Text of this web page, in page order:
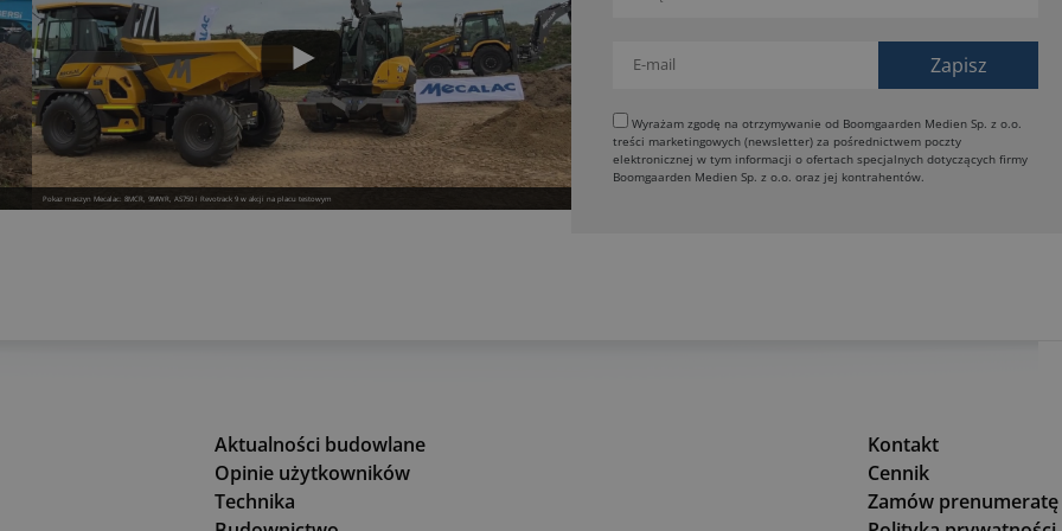
Pokaz maszyn Mecalac: 8MCR, 9MWR, AS750 i Revotrack 9 w akcji na placu testowym
Wyrażam zgodę na otrzymywanie od Boomgaarden Medien Sp. z o.o.
treści marketingowych (newsletter) za pośrednictwem poczty
elektronicznej w tym informacji o ofertach specjalnych dotyczących firmy
Boomgaarden Medien Sp. z o.o. oraz jej kontrahentów.
Aktualności budowlane
Opinie użytkowników
Technika
Kontakt
Cennik
Zamów prenumeratę